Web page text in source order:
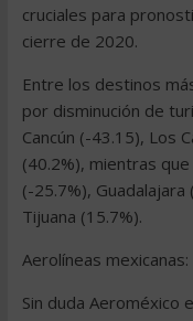
cruciales para
cierre de 2020.
Entre los destinos
por disminución de
Cancún (-43.15), Los
(40.2%), mientras
(-25.7%),
Tijuana (15.7%).
Aerolíneas
Sin duda